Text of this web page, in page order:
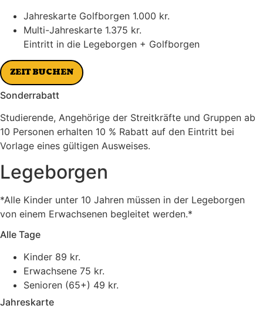
Jahreskarte Golfborgen 1.000 kr.
Multi-Jahreskarte 1.375 kr.
Eintritt in die Legeborgen + Golfborgen
ZEIT BUCHEN
Sonderrabatt
Studierende, Angehörige der Streitkräfte und Gruppen ab
10 Personen erhalten 10 % Rabatt auf den Eintritt bei
Vorlage eines gültigen Ausweises.
Legeborgen
*Alle Kinder unter 10 Jahren müssen in der Legeborgen
von einem Erwachsenen begleitet werden.*
Alle Tage
Kinder 89 kr.
Erwachsene 75 kr.
Senioren (65+) 49 kr.
Jahreskarte